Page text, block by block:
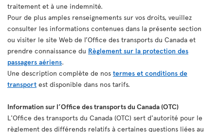
traitement et à une indemnité.
Pour de plus amples renseignements sur vos droits, veuillez
consulter les informations contenues dans la présente section
ou visiter le site Web de l’Office des transports du Canada et
prendre connaissance du Règlement sur la protection des
passagers aériens.
Une description complète de nos termes et conditions de
transport est disponible dans nos tarifs.
Information sur l’Office des transports du Canada (OTC)
L'Office des transports du Canada (OTC) sert d'autorité pour le
règlement des différends relatifs à certaines questions liées au